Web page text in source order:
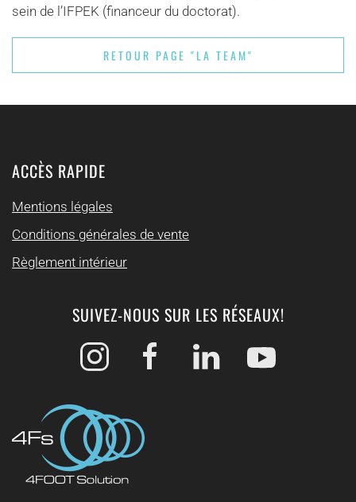
sein de l’IFPEK (financeur du doctorat).
RETOUR PAGE "LA TEAM"
ACCÈS RAPIDE
Mentions légales
Conditions générales de vente
Règlement intérieur
SUIVEZ-NOUS SUR LES RÉSEAUX!